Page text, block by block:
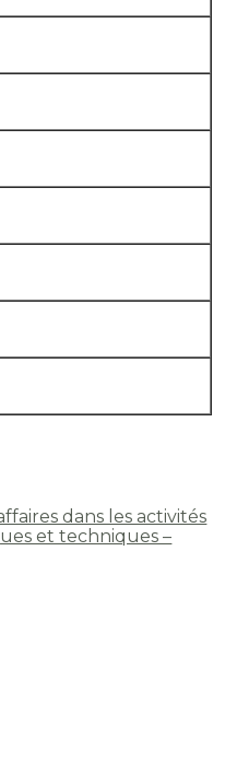
dans les activités
et techniques –